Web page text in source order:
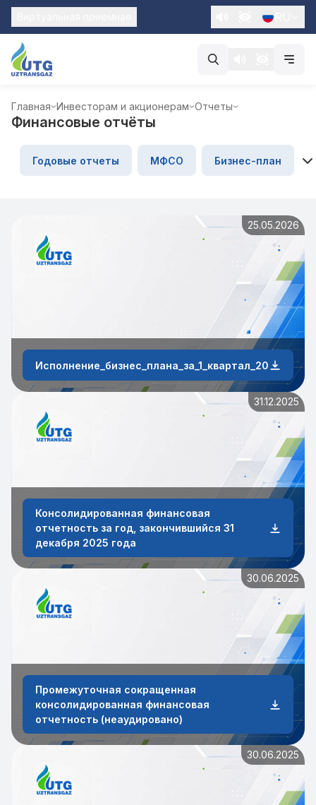
Главная Инвесторам и акционерам Отчеты
Финансовые отчёты
Годовые отчеты МФСО Бизнес-план
25.05.2026
Исполнение_бизнес_плана_за_1_квартал_2026_года
31.12.2025
Консолидированная финансовая
отчетность за год, закончившийся 31
декабря 2025 года
30.06.2025
Промежуточная сокращенная
консолидированная финансовая
отчетность (неаудировано)
30.06.2025